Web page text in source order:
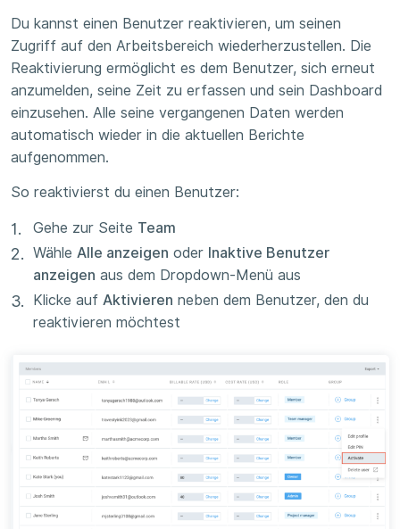
Du kannst einen Benutzer reaktivieren, um seinen
Zugriff auf den Arbeitsbereich wiederherzustellen. Die
Reaktivierung ermöglicht es dem Benutzer, sich erneut
anzumelden, seine Zeit zu erfassen und sein Dashboard
einzusehen. Alle seine vergangenen Daten werden
automatisch wieder in die aktuellen Berichte
aufgenommen.
So reaktivierst du einen Benutzer:
Gehe zur Seite Team
Wähle Alle anzeigen oder Inaktive Benutzer
anzeigen aus dem Dropdown-Menü aus
Klicke auf Aktivieren neben dem Benutzer, den du
reaktivieren möchtest